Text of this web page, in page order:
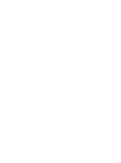
hviezdičiek.
hviezdičiek.